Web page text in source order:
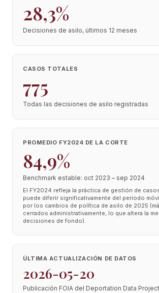
28,3%
Decisiones de asilo, últimos 12 meses
CASOS TOTALES
775
Todas las decisiones de asilo registradas
PROMEDIO FY2024 DE LA CORTE
84,9%
Benchmark estable: oct 2023 – sep 2024
El FY2024 refleja la práctica de gestión de
puede diferir significativamente del periodo
por los cambios de política de asilo de 2025
cerrados administrativamente, lo que altera la
decisiones de fondo).
ÚLTIMA ACTUALIZACIÓN DE DATOS
2026-05-20
Publicación FOIA del Deportation Data Project